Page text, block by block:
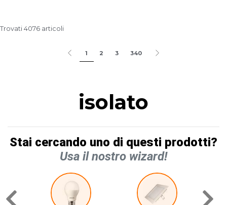
Trovati 4076 articoli
1 2 3 340
isolato
Stai cercando uno di questi prodotti?
Usa il nostro wizard!